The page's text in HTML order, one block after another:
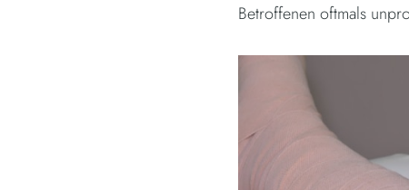
Betroffenen oftmals